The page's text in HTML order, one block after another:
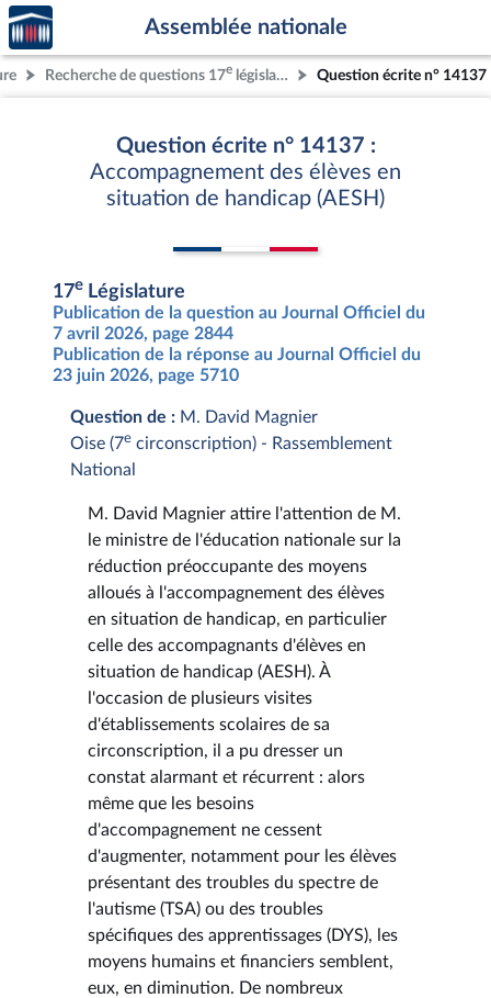
Aller au contenu
Aller en bas de la page
Accèder
à la
page
d'accueil
Assemblée nationale
Recherche de questions 17e législature Question écrite n° 14137
Question écrite n° 14137 :
Accompagnement des élèves en
situation de handicap (AESH)
17e Législature
Publication de la question au Journal Officiel du
7 avril 2026, page 2844
Publication de la réponse au Journal Officiel du
23 juin 2026, page 5710
Question de : M. David Magnier
Oise (7e circonscription) - Rassemblement
National
M. David Magnier attire l'attention de M.
le ministre de l'éducation nationale sur la
réduction préoccupante des moyens
alloués à l'accompagnement des élèves
en situation de handicap, en particulier
celle des accompagnants d'élèves en
situation de handicap (AESH). À
l'occasion de plusieurs visites
d'établissements scolaires de sa
circonscription, il a pu dresser un
constat alarmant et récurrent : alors
même que les besoins
d'accompagnement ne cessent
d'augmenter, notamment pour les élèves
présentant des troubles du spectre de
l'autisme (TSA) ou des troubles
spécifiques des apprentissages (DYS), les
moyens humains et financiers semblent,
eux, en diminution. De nombreux